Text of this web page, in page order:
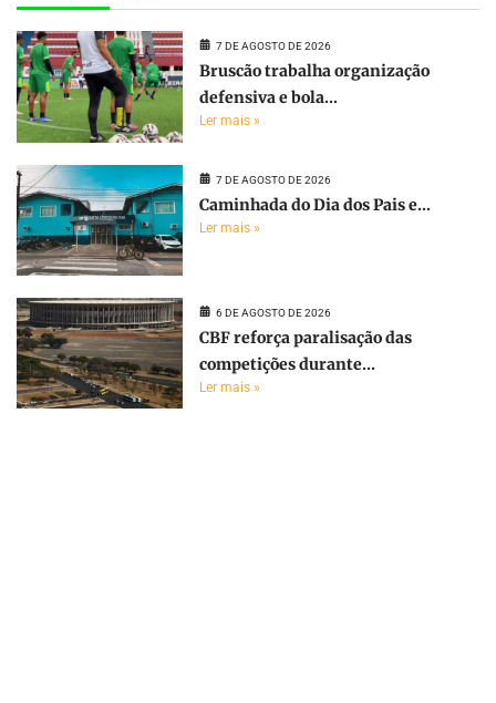
7 DE AGOSTO DE 2026
Bruscão trabalha organização
defensiva e bola...
Ler mais »
7 DE AGOSTO DE 2026
Caminhada do Dia dos Pais e...
Ler mais »
6 DE AGOSTO DE 2026
CBF reforça paralisação das
competições durante...
Ler mais »